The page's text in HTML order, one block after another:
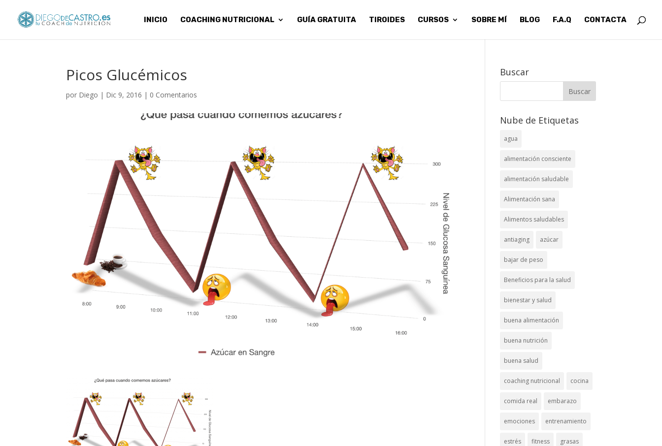
INICIO COACHING NUTRICIONAL GUÍA GRATUITA TIROIDES CURSOS SOBRE MÍ BLOG F.A.Q CONTACTA
Picos Glucémicos
por Diego | Dic 9, 2016 | 0 Comentarios
Buscar
Nube de Etiquetas
agua
alimentación consciente
alimentación saludable
Alimentación sana
Alimentos saludables
antiaging azúcar
bajar de peso
Beneficios para la salud
bienestar y salud
buena alimentación
buena nutrición
buena salud
coaching nutricional cocina
comida real embarazo
emociones entrenamiento
estrés fitness grasas